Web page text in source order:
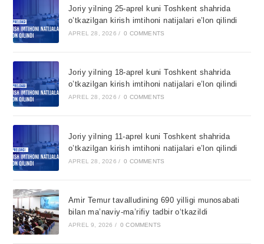
Joriy yilning 25-aprel kuni Toshkent shahrida
o’tkazilgan kirish imtihoni natijalari e’lon qilindi
APREL 28, 2026 / 0 COMMENTS
Joriy yilning 18-aprel kuni Toshkent shahrida
o’tkazilgan kirish imtihoni natijalari e’lon qilindi
APREL 28, 2026 / 0 COMMENTS
Joriy yilning 11-aprel kuni Toshkent shahrida
o’tkazilgan kirish imtihoni natijalari e’lon qilindi
APREL 28, 2026 / 0 COMMENTS
Amir Temur tavalludining 690 yilligi munosabati
bilan ma’naviy-ma’rifiy tadbir o‘tkazildi
APREL 9, 2026 / 0 COMMENTS